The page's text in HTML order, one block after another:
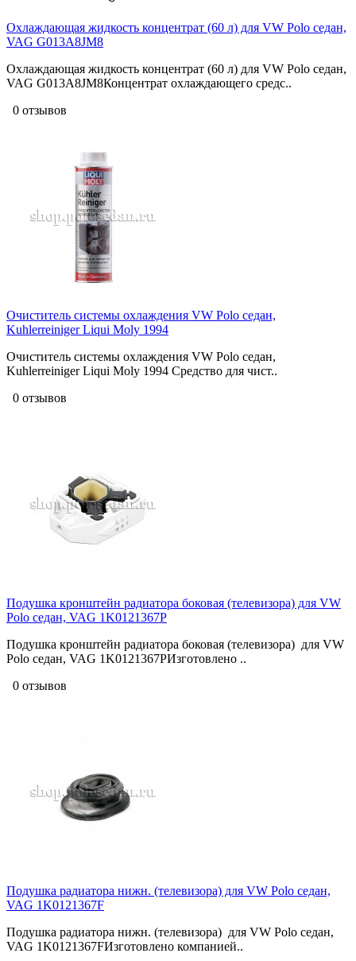
Охлаждающая жидкость концентрат (60 л) для VW Polo седан,
VAG G013A8JM8
Охлаждающая жидкость концентрат (60 л) для VW Polo седан,
VAG G013A8JM8Концентрат охлаждающего средс..
0 отзывов
Очиститель системы охлаждения VW Polo седан,
Kuhlerreiniger Liqui Moly 1994
Очиститель системы охлаждения VW Polo седан,
Kuhlerreiniger Liqui Moly 1994 Средство для чист..
0 отзывов
Подушка кронштейн радиатора боковая (телевизора) для VW
Polo седан, VAG 1K0121367P
Подушка кронштейн радиатора боковая (телевизора) для VW
Polo седан, VAG 1K0121367PИзготовлено ..
0 отзывов
Подушка радиатора нижн. (телевизора) для VW Polo седан,
VAG 1K0121367F
Подушка радиатора нижн. (телевизора) для VW Polo седан,
VAG 1K0121367FИзготовлено компанией..